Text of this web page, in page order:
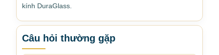
kính DuraGlass.
Câu hỏi thường gặp